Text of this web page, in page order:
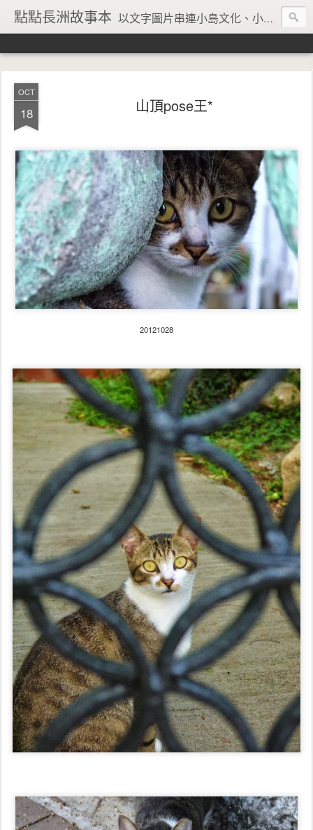
點點長洲故事本 以文字圖片串連小島文化、小島風情、小島回憶
OCT
18 山頂pose王*
20121028